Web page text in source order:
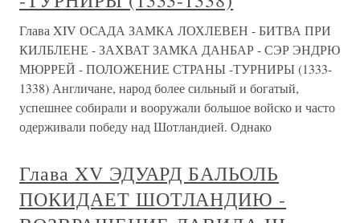
Глава XIV ОСАДА ЗАМКА ЛОХЛЕВЕН - БИТВА ПРИ
КИЛБЛЕНЕ - ЗАХВАТ ЗАМКА ДАНБАР - СЭР ЭНДРЮ
МЮРРЕЙ - ПОЛОЖЕНИЕ СТРАНЫ -ТУРНИРЫ (1333-
1338) Англичане, народ более сильный и богатый,
успешнее собирали и вооружали большое войско и часто
одерживали победу над Шотландией. Однако
Глава XV ЭДУАРД БАЛЬОЛЬ
ПОКИДАЕТ ШОТЛАНДИЮ -